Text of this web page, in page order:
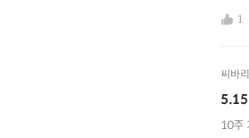
1
씨바
10주